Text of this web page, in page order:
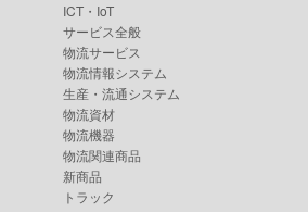
ICT・IoT
サービス全般
物流サービス
物流情報システム
生産・流通システム
物流資材
物流機器
物流関連商品
新商品
トラック